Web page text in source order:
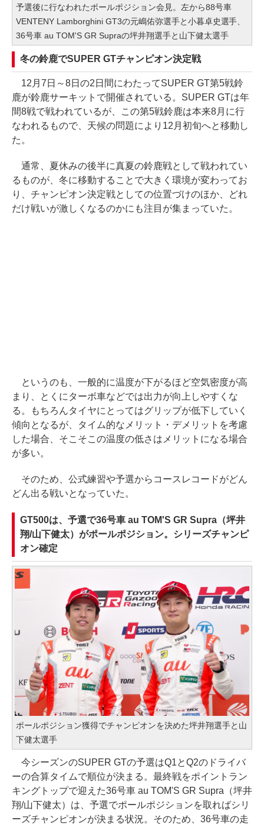
予選後に行なわれたポールポジション会見。左から88号車
VENTENY Lamborghini GT3の元嶋佑弥選手と小暮卓史選手、
36号車 au TOM'S GR Supraの坪井翔選手と山下健太選手
冬の鈴鹿でSUPER GTチャンピオン決定戦
12月7日～8日の2日間にわたってSUPER GT第5戦鈴
鹿が鈴鹿サーキットで開催されている。SUPER GTは年
間8戦で戦われているが、この第5戦鈴鹿は本来8月に行
なわれるもので、天候の問題により12月初旬へと移動し
た。
通常、夏休みの後半に真夏の鈴鹿戦として戦われてい
るものが、冬に移動することで大きく環境が変わってお
り、チャンピオン決定戦としての位置づけのほか、どれ
だけ戦いが激しくなるのかにも注目が集まっていた。
というのも、一般的に温度が下がるほど空気密度が高
まり、とくにターボ車などでは出力が向上しやすくな
る。もちろんタイヤにとってはグリップが低下していく
傾向となるが、タイム的なメリット・デメリットを考慮
した場合、そこそこの温度の低さはメリットになる場合
が多い。
そのため、公式練習や予選からコースレコードがどん
どん出る戦いとなっていた。
GT500は、予選で36号車 au TOM'S GR Supra（坪井
翔/山下健太）がポールポジション。シリーズチャンピ
オン確定
ポールポジション獲得でチャンピオンを決めた坪井翔選手と山
下健太選手
今シーズンのSUPER GTの予選はQ1とQ2のドライバ
ーの合算タイムで順位が決まる。最終戦をポイントラン
キングトップで迎えた36号車 au TOM'S GR Supra（坪井
翔/山下健太）は、予選でポールポジションを取ればシリ
ーズチャンピオンが決まる状況。そのため、36号車の走